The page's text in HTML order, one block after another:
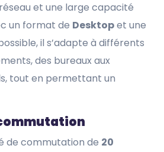
et une large capacité
un format de Desktopet une
il s’adapte à différents
des bureaux aux
tout en permettant un
de commutation de 20